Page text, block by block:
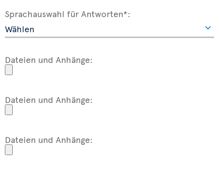
Sprachauswahl für Antworten*:
Dateien und Anhänge:
Dateien und Anhänge:
Dateien und Anhänge: